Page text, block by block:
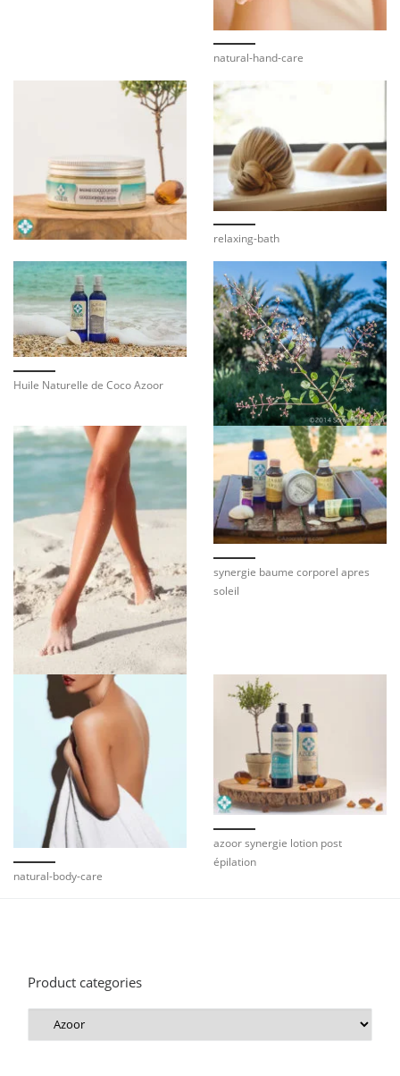
natural-hand-care
relaxing-bath
Huile Naturelle de Coco Azoor
synergie baume corporel apres
soleil
natural-body-care
azoor synergie lotion post
épilation
Product categories